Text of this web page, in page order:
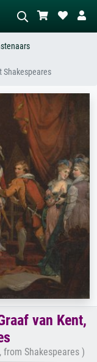
AI-beeldzoeker
met veel rood, donker
staand naakt naast
een boom.
Shakespeares
van Kent,
Shakespeares )